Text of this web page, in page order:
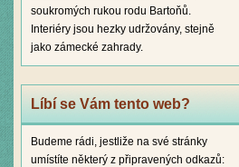
soukromých rukou rodu Bartoňů.
Interiéry jsou hezky udržovány, stejně
jako zámecké zahrady.
Líbí se Vám tento web?
Budeme rádi, jestliže na své stránky
umístíte některý z připravených odkazů: